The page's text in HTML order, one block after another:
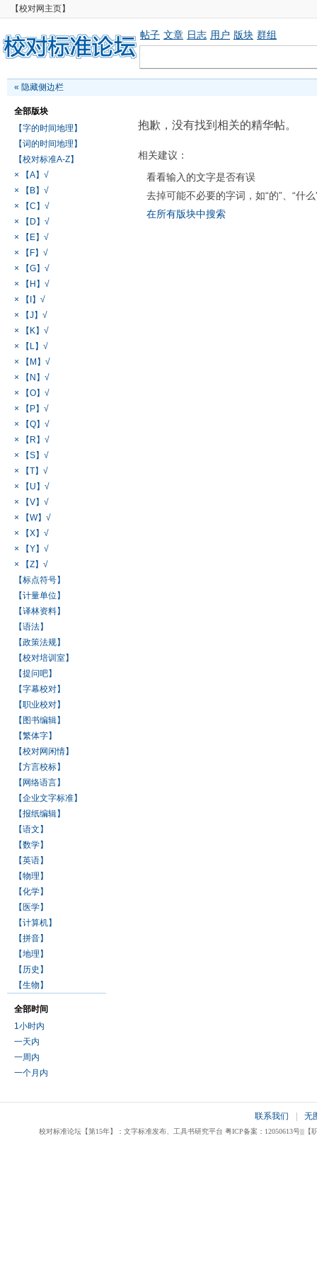
【校对网主页】
帖子 文章 日志 用户 版块 群组
« 隐藏侧边栏
全部版块
【字的时间地理】
【词的时间地理】
【校对标准A-Z】
× 【A】√
× 【B】√
× 【C】√
× 【D】√
× 【E】√
× 【F】√
× 【G】√
× 【H】√
× 【I】√
× 【J】√
× 【K】√
× 【L】√
× 【M】√
× 【N】√
× 【O】√
× 【P】√
× 【Q】√
× 【R】√
× 【S】√
× 【T】√
× 【U】√
× 【V】√
× 【W】√
× 【X】√
× 【Y】√
× 【Z】√
【标点符号】
【计量单位】
【译林资料】
【语法】
【政策法规】
【校对培训室】
【提问吧】
【字幕校对】
【职业校对】
【图书编辑】
【繁体字】
【校对网闲情】
【方言校标】
【网络语言】
【企业文字标准】
【报纸编辑】
【语文】
【数学】
【英语】
【物理】
【化学】
【医学】
【计算机】
【拼音】
【地理】
【历史】
【生物】
全部时间
1小时内
一天内
一周内
一个月内
抱歉，没有找到相关的精华帖。
相关建议：
看看输入的文字是否有误
去掉可能不必要的字词，如“的”、“什么
在所有版块中搜索
联系我们 无
校对标准论坛【第15年】：文字标准发布、工具书研究平台 粤ICP备案：12050613号|||【